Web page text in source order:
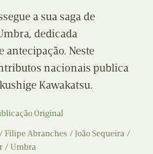
a sua saga de
dedicada
antecipação. Neste
nacionais publica
Kawakatsu.
Original
Filipe Abranches
João Sequeira
Umbra